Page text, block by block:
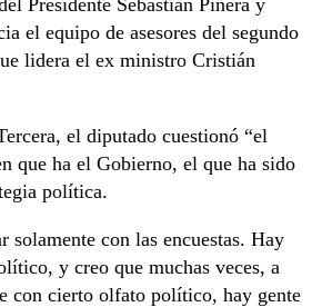
Presidente Sebastián Piñera y
el equipo de asesores del segundo
lidera el ex ministro Cristián
el diputado cuestionó “el
que ha el Gobierno, el que ha sido
política.
solamente con las encuestas. Hay
y creo que muchas veces, a
con cierto olfato político, hay gente